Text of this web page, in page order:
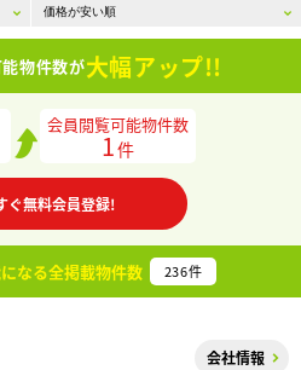
物件数が大幅アップ!!
会員閲覧可能物件数
1件
ぐ無料会員登録!
なる全掲載物件数 236件
会社情報